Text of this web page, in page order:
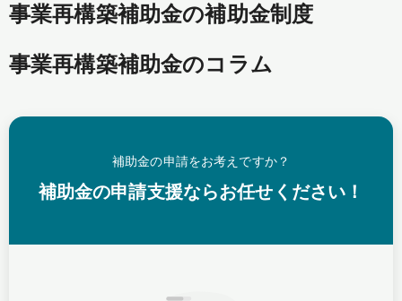
事業再構築補助金の補助金制度
事業再構築補助金のコラム
補助金の申請をお考えですか？
補助金の申請支援ならお任せください！